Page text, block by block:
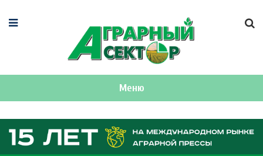
Меню